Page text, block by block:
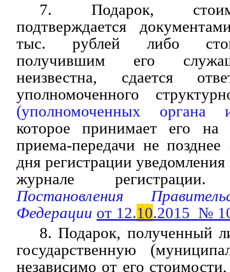
7. Подарок,
подтверждается
тыс. рублей либо
получившим его
неизвестна, сдается
уполномоченного
(уполномоченных органа
которое принимает его на
приема-передачи не
дня регистрации
журнале регистрации.
Постановления
Федерации от 12.10.2015 №
8. Подарок, полученный
государственную
независимо от его